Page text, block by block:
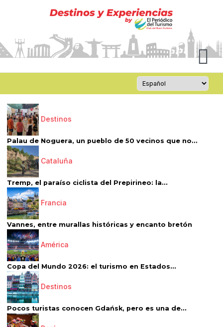
Destinos
Palau de Noguera, un pueblo de 50 vecinos que no...
Cataluña
Tremp, el paraíso ciclista del Prepirineo: la...
Francia
Vannes, entre murallas históricas y encanto bretón
América
Copa del Mundo 2026: el turismo en Estados...
Destinos
Pocos turistas conocen Gdańsk, pero es una de...